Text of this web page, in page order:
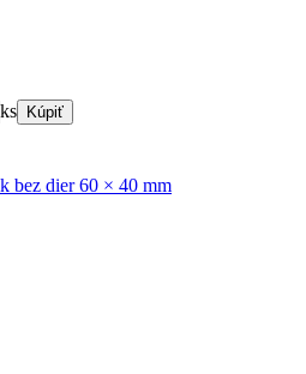
ks
Kúpiť
bez dier 60 × 40 mm